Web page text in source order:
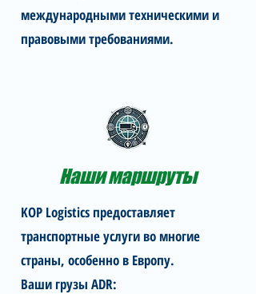
международными техническими и
правовыми требованиями.
Наши маршруты
KOP Logistics предоставляет
транспортные услуги во многие
страны, особенно в Европу.
Ваши грузы ADR: